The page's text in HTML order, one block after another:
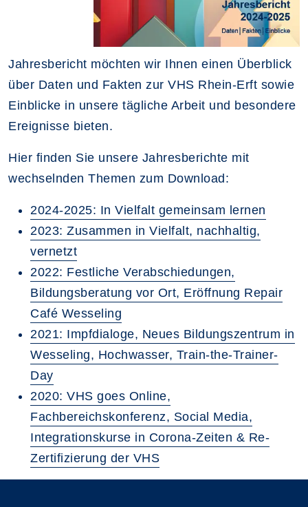
Jahresbericht möchten wir Ihnen einen Überblick
über Daten und Fakten zur VHS Rhein-Erft sowie
Einblicke in unsere tägliche Arbeit und besondere
Ereignisse bieten.
Hier finden Sie unsere Jahresberichte mit
wechselnden Themen zum Download:
2024-2025: In Vielfalt gemeinsam lernen
2023: Zusammen in Vielfalt, nachhaltig,
vernetzt
2022: Festliche Verabschiedungen,
Bildungsberatung vor Ort, Eröffnung Repair
Café Wesseling
2021: Impfdialoge, Neues Bildungszentrum in
Wesseling, Hochwasser, Train-the-Trainer-
Day
2020: VHS goes Online,
Fachbereichskonferenz, Social Media,
Integrationskurse in Corona-Zeiten & Re-
Zertifizierung der VHS